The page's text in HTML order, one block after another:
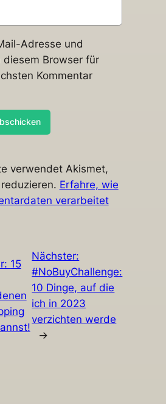
Adresse und
diesem Browser für
Kommentar
verwendet Akismet,
Erfahre, wie
verarbeitet
15
Nächster:
#NoBuyChallenge:
10 Dinge, auf die
ich in 2023
verzichten werde
→